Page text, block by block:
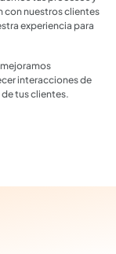
con nuestros clientes
experiencia para
interacciones de
tus clientes.